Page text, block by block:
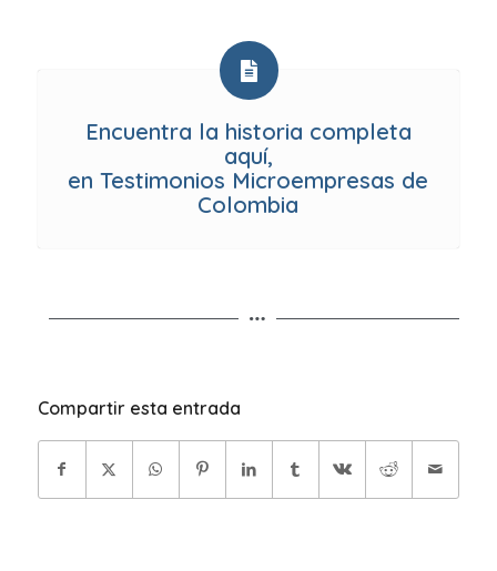
Encuentra la historia completa
aquí,
en Testimonios Microempresas de
Colombia
Compartir esta entrada